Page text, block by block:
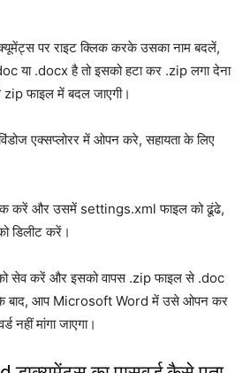
पर राइट क्लिक करके उसका नाम बदलें,
या .docx है तो इसको हटा कर .zip लगा देना
फाइल में बदल जाएगी।
एक्सप्लोरर में ओपन करे, सहायता के लिए
करें और उसमें settings.xml फाइल को ढूंढे,
डिलीट करें।
सेव करें और इसको वापस .zip फाइल से .doc
बाद, आप Microsoft Word में उसे ओपन कर
नहीं मांगा जाएगा।